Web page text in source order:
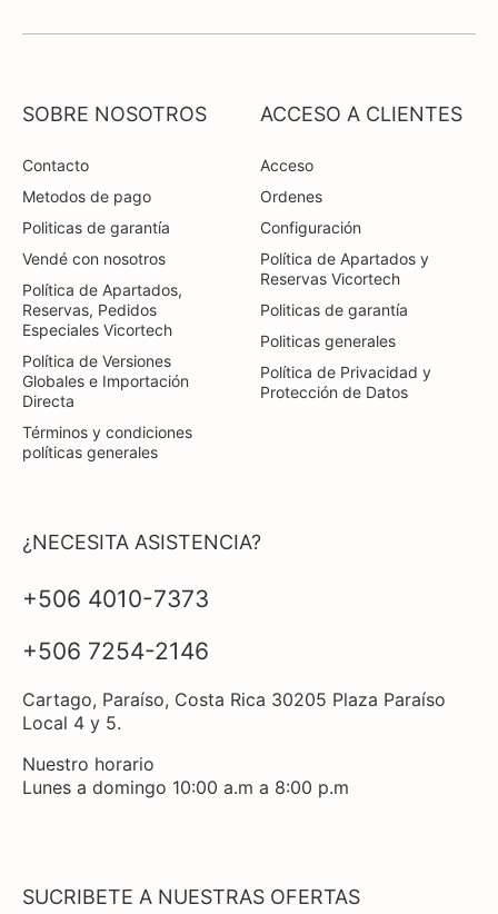
SOBRE NOSOTROS
Contacto
Metodos de pago
Politicas de garantía
Vendé con nosotros
Política de Apartados,
Reservas, Pedidos
Especiales Vicortech
Política de Versiones
Globales e Importación
Directa
Términos y condiciones
políticas generales
ACCESO A CLIENTES
Acceso
Ordenes
Configuración
Política de Apartados y
Reservas Vicortech
Politicas de garantía
Politicas generales
Política de Privacidad y
Protección de Datos
¿NECESITA ASISTENCIA?
+506 4010-7373
+506 7254-2146
Cartago, Paraíso, Costa Rica 30205 Plaza Paraíso
Local 4 y 5.
Nuestro horario
Lunes a domingo 10:00 a.m a 8:00 p.m
SUCRIBETE A NUESTRAS OFERTAS